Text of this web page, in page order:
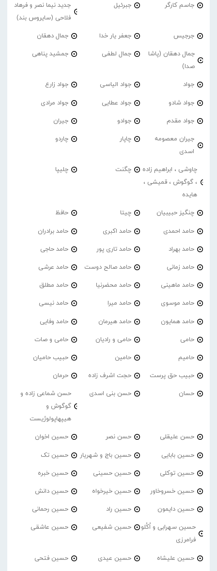
جاسم کارگر جبرئیل
جدید نیما نصر و فرهاد
فلاحی (سایروس بند)
جرجیس جعفر یار خدا جمال دهقان
جمال دهقان (پاشا
صدا)
جمال لطفی جمشید پناهی
جواد جواد الیاسی جواد زارع
جواد شادو جواد عطایی جواد مرادی
جواد مقدم جوادو جیران
جیران معصومه
اسدی
چاپار چاردو
چاوشی ، ابراهیم زاده
، گوگوش ، قمیشی ،
هایده
چگنت چلیپا
چنگیز حبیبیان چیتا حافظ
حامد احمدی حامد اکبری حامد برادران
حامد بهراد حامد تاری پور حامد حاجی
حامد زمانی حامد صالح دوست حامد عرشی
حامد ماهینی حامد محضرنیا حامد مطلق
حامد موسوی حامد میرا حامد نیسی
حامد همایون حامد هیرمان حامد وفایی
حامی حامی و رادیان حامی و صات
حامیم حامین حبیب حامیان
حبیب حق پرست حجت اشرف زاده حرمان
حسان حسن بنی اسدی
حسن شماعی زاده و
گوگوش و
هیپهاپولوژیست
حسن علیقلی حسن نصر حسین اخوان
حسین بابایی حسین باج و شهریار حسین تک
حسین توکلی حسین حسینی حسین خبره
حسین خسروخاور حسین خیرخواه حسین دانش
حسین دایمون حسین راد حسین رحمانی
حسین سهرابی و اُکُلو
فرامرزی
حسین شفیعی حسین عاشقی
حسین علیشاه حسین عیدی حسین فتحی